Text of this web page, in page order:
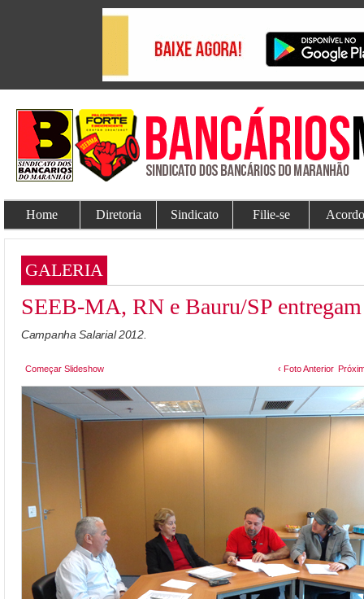
Home Diretoria Sindicato Filie-se
GALERIA
SEEB-MA, RN e Bauru/SP
Campanha Salarial 2012.
Começar Slideshow ‹ Foto Anterior